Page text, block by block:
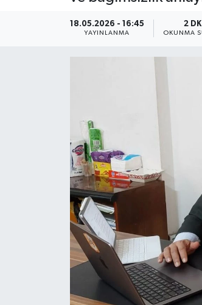
18.05.2026 - 16:45
YAYINLANMA
2 DK
OKUNMA